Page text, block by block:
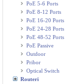
PoE 5-6 Ports
PoE 8-12 Ports
PoE 16-20 Ports
PoE 24-28 Ports
PoE 48-52 Ports
PoE Passive
Outdoor
Pribor
Optical Switch
Routeri